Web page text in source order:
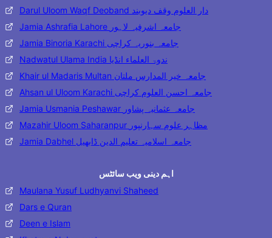
Darul Uloom Waqf Deoband دار العلوم وقف دیوبند
Jamia Ashrafia Lahore جامعہ اشرفیہ لاہور
Jamia Binoria Karachi جامعہ بنوریہ کراچی
Nadwatul Ulama India ندوۃ العلماء انڈیا
Khair ul Madaris Multan جامعہ خیر المدارس ملتان
Ahsan ul Uloom Karachi جامعہ احسن العلوم کراچی
Jamia Usmania Peshawar جامعہ عثمانیہ پشاور
Mazahir Uloom Saharanpur مظاہر علوم سہارنپور
Jamia Dabhel جامعہ اسلامیہ تعلیم الدین ڈابھیل
اہم دینی ویب سائٹس
Maulana Yusuf Ludhyanvi Shaheed
Dars e Quran
Deen e Islam